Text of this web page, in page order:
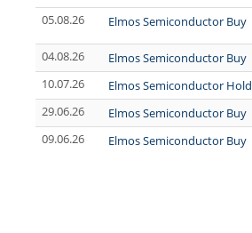
05.08.26 Elmos Semiconductor Buy
04.08.26
Elmos Semiconductor Buy
10.07.26
Elmos Semiconductor Hold
29.06.26
Elmos Semiconductor Buy
09.06.26
Elmos Semiconductor Buy